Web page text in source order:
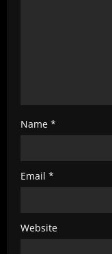
Name *
Email *
Website